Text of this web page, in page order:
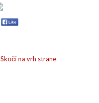
Skoči na vrh strane